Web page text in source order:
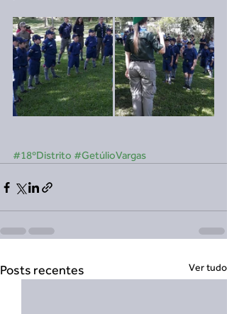
#18ºDistrito #GetúlioVargas
Posts recentes Ver tudo